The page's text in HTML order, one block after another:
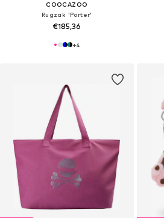
COOCAZOO
Rugzak 'Porter'
€185,36
+4